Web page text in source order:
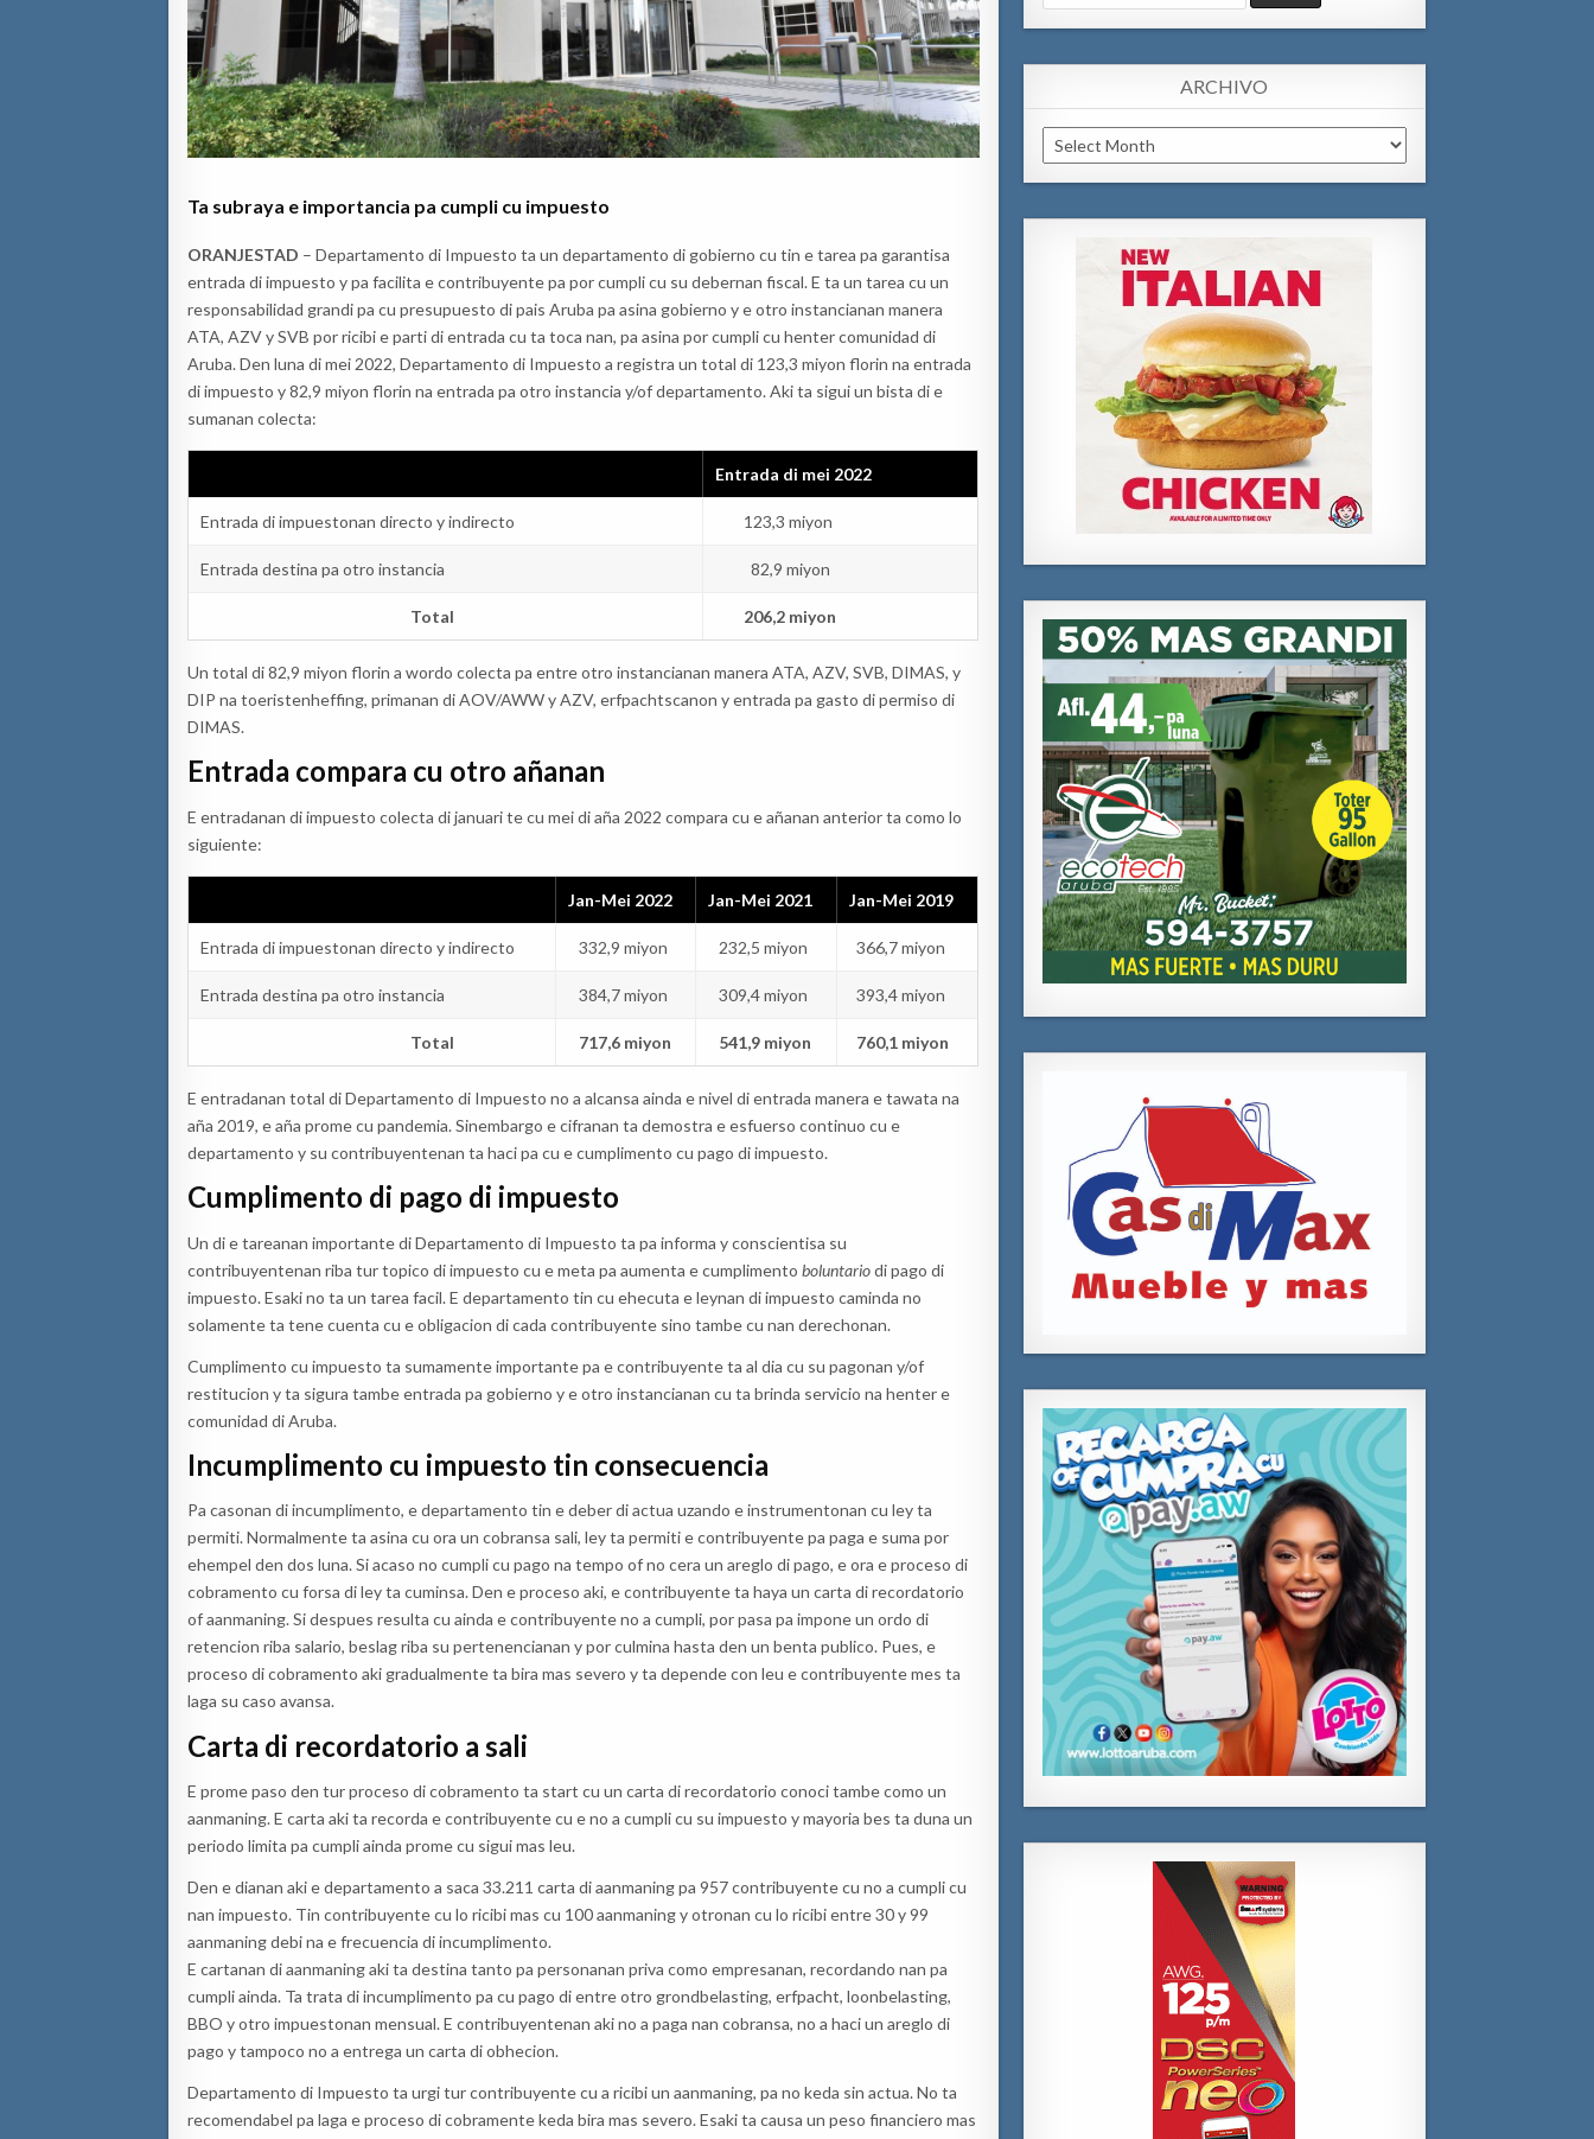
Ta subraya e importancia pa cumpli cu impuesto
ORANJESTAD – Departamento di Impuesto ta un departamento di gobierno cu tin e tarea pa garantisa
entrada di impuesto y pa facilita e contribuyente pa por cumpli cu su debernan fiscal. E ta un tarea cu un
responsabilidad grandi pa cu presupuesto di pais Aruba pa asina gobierno y e otro instancianan manera
ATA, AZV y SVB por ricibi e parti di entrada cu ta toca nan, pa asina por cumpli cu henter comunidad di
Aruba. Den luna di mei 2022, Departamento di Impuesto a registra un total di 123,3 miyon florin na entrada
di impuesto y 82,9 miyon florin na entrada pa otro instancia y/of departamento. Aki ta sigui un bista di e
sumanan colecta:
Entrada di mei 2022
Entrada di impuestonan directo y indirecto 123,3 miyon
Entrada destina pa otro instancia 82,9 miyon
Total 206,2 miyon
Un total di 82,9 miyon florin a wordo colecta pa entre otro instancianan manera ATA, AZV, SVB, DIMAS, y
DIP na toeristenheffing, primanan di AOV/AWW y AZV, erfpachtscanon y entrada pa gasto di permiso di
DIMAS.
Entrada compara cu otro añanan
E entradanan di impuesto colecta di januari te cu mei di aña 2022 compara cu e añanan anterior ta como lo
siguiente:
Jan-Mei 2022 Jan-Mei 2021 Jan-Mei 2019
Entrada di impuestonan directo y indirecto 332,9 miyon 232,5 miyon 366,7 miyon
Entrada destina pa otro instancia 384,7 miyon 309,4 miyon 393,4 miyon
Total 717,6 miyon 541,9 miyon 760,1 miyon
E entradanan total di Departamento di Impuesto no a alcansa ainda e nivel di entrada manera e tawata na
aña 2019, e aña prome cu pandemia. Sinembargo e cifranan ta demostra e esfuerso continuo cu e
departamento y su contribuyentenan ta haci pa cu e cumplimento cu pago di impuesto.
Cumplimento di pago di impuesto
Un di e tareanan importante di Departamento di Impuesto ta pa informa y conscientisa su
contribuyentenan riba tur topico di impuesto cu e meta pa aumenta e cumplimento boluntariodi pago di
impuesto. Esaki no ta un tarea facil. E departamento tin cu ehecuta e leynan di impuesto caminda no
solamente ta tene cuenta cu e obligacion di cada contribuyente sino tambe cu nan derechonan.
Cumplimento cu impuesto ta sumamente importante pa e contribuyente ta al dia cu su pagonan y/of
restitucion y ta sigura tambe entrada pa gobierno y e otro instancianan cu ta brinda servicio na henter e
comunidad di Aruba.
Incumplimento cu impuesto tin consecuencia
Pa casonan di incumplimento, e departamento tin e deber di actua uzando e instrumentonan cu ley ta
permiti. Normalmente ta asina cu ora un cobransa sali, ley ta permiti e contribuyente pa paga e suma por
ehempel den dos luna. Si acaso no cumpli cu pago na tempo of no cera un areglo di pago, e ora e proceso di
cobramento cu forsa di ley ta cuminsa. Den e proceso aki, e contribuyente ta haya un carta di recordatorio
of aanmaning. Si despues resulta cu ainda e contribuyente no a cumpli, por pasa pa impone un ordo di
retencion riba salario, beslag riba su pertenencianan y por culmina hasta den un benta publico. Pues, e
proceso di cobramento aki gradualmente ta bira mas severo y ta depende con leu e contribuyente mes ta
laga su caso avansa.
Carta di recordatorio a sali
E prome paso den tur proceso di cobramento ta start cu un carta di recordatorio conoci tambe como un
aanmaning. E carta aki ta recorda e contribuyente cu e no a cumpli cu su impuesto y mayoria bes ta duna un
periodo limita pa cumpli ainda prome cu sigui mas leu.
Den e dianan aki e departamento a saca 33.211 carta di aanmaning pa 957 contribuyente cu no a cumpli cu
nan impuesto. Tin contribuyente cu lo ricibi mas cu 100 aanmaning y otronan cu lo ricibi entre 30 y 99
aanmaning debi na e frecuencia di incumplimento.
E cartanan di aanmaning aki ta destina tanto pa personanan priva como empresanan, recordando nan pa
cumpli ainda. Ta trata di incumplimento pa cu pago di entre otro grondbelasting, erfpacht, loonbelasting,
BBO y otro impuestonan mensual. E contribuyentenan aki no a paga nan cobransa, no a haci un areglo di
pago y tampoco no a entrega un carta di obhecion.
Departamento di Impuesto ta urgi tur contribuyente cu a ricibi un aanmaning, pa no keda sin actua. No ta
recomendabel pa laga e proceso di cobramente keda bira mas severo. Esaki ta causa un peso financiero mas
for:
ARCHIVO
Archivo